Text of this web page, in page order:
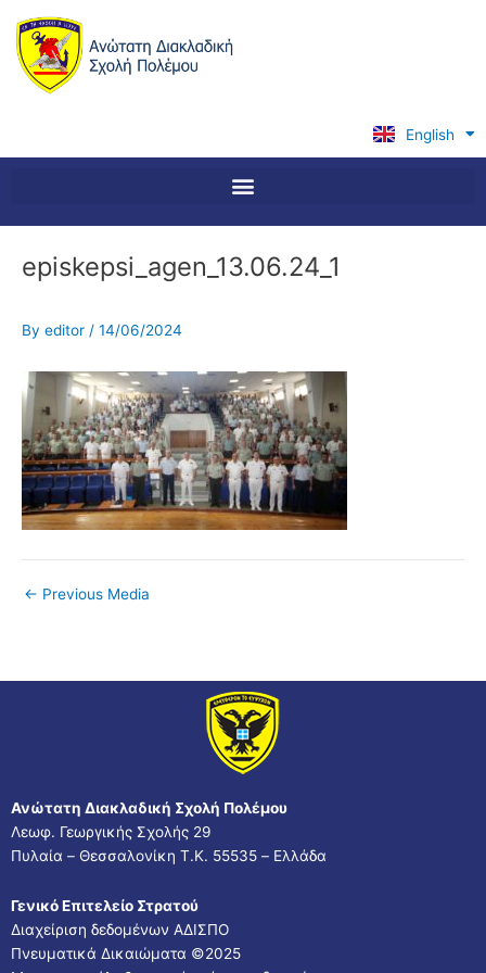
content
English
Ελληνικά
episkepsi_agen_13.06.24_1
By editor / 14/06/2024
← Previous Media
Ανώτατη Διακλαδική Σχολή Πολέμου
Λεωφ. Γεωργικής Σχολής 29
Πυλαία – Θεσσαλονίκη Τ.Κ. 55535 – Ελλάδα
Γενικό Επιτελείο Στρατού
Διαχείριση δεδομένων ΑΔΙΣΠΟ
Πνευματικά Δικαιώματα ©2025